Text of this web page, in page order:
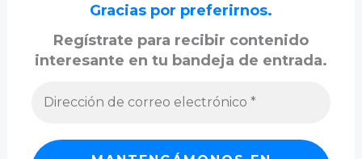
Gracias por preferirnos.
Regístrate para recibir contenido
interesante en tu bandeja de entrada.